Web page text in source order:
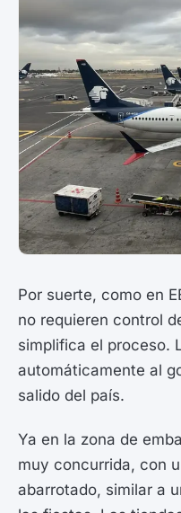
Por suerte, como en
no requieren control
simplifica el proceso.
automáticamente al
salido del país.
Ya en la zona de
muy concurrida, con
abarrotado, similar a